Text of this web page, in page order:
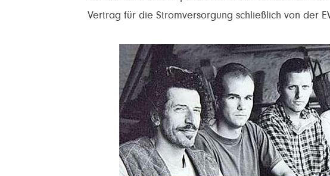
Vertrag für die Stromversorgung schließlich von der